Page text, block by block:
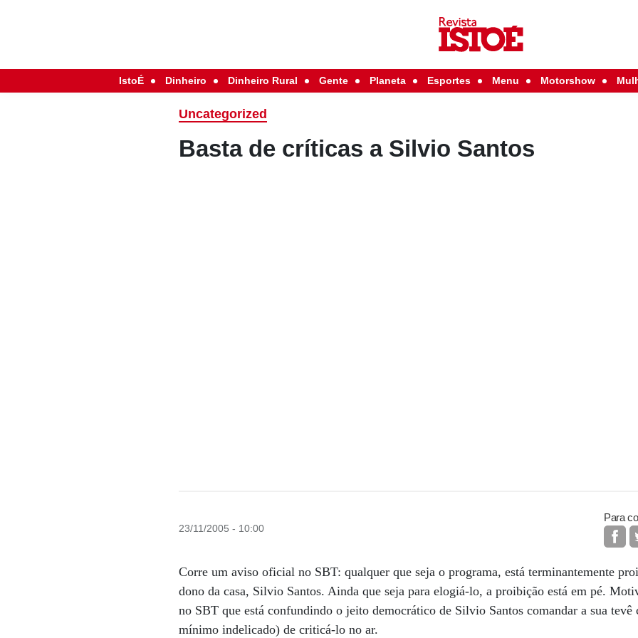
IstoÉ Dinheiro Dinheiro Rural Gente Planeta Esportes Menu Motorshow
Uncategorized
Basta de críticas a Silvio Santos
23/11/2005 - 10:00
Para
Corre um aviso oficial no SBT: qualquer que seja o programa, está terminantemente
dono da casa, Silvio Santos. Ainda que seja para elogiá-lo, a proibição está em pé.
no SBT que está confundindo o jeito democrático de Silvio Santos comandar a sua
mínimo indelicado) de criticá-lo no ar.